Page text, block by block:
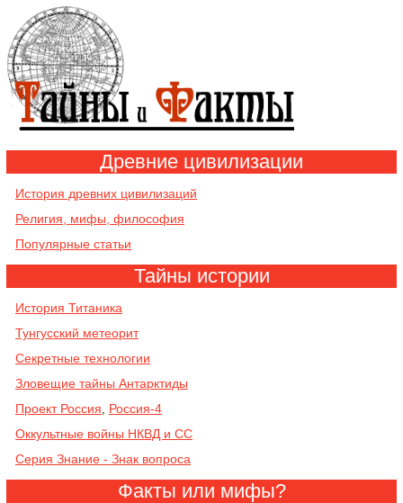
Древние цивилизации
История древних цивилизаций
Религия, мифы, философия
Популярные статьи
Тайны истории
История Титаника
Тунгусский метеорит
Секретные технологии
Зловещие тайны Антарктиды
Проект Россия, Россия-4
Оккультные войны НКВД и СС
Серия Знание - Знак вопроса
Факты или мифы?